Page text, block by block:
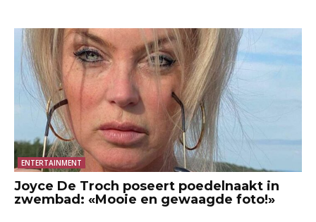
ENTERTAINMENT
Joyce De Troch poseert poedelnaakt in
zwembad: «Mooie en gewaagde foto!»